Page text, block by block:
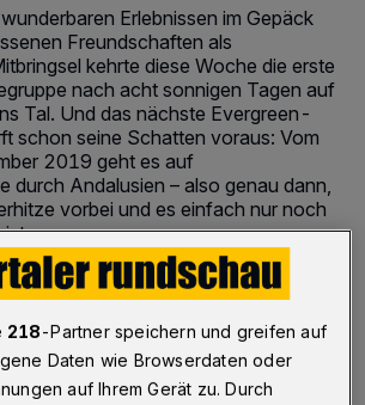
Erlebnissen im Gepäck
Freundschaften als
kehrte diese Woche die erste
nach acht sonnigen Tagen auf
Tal. Und das nächste Evergreen-
schon seine Schatten voraus: Vom
2019 geht es auf
durch Andalusien – also genau dann,
vorbei und es einfach nur noch
ist.
Uhr 2 Minuten Lesezeit
218-Partner speichern und greifen auf
Daten wie Browserdaten oder
auf Ihrem Gerät zu. Durch